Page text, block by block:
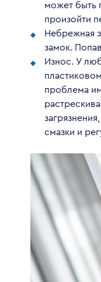
может быть
произойти
Небрежная
замок.
Износ. У
проблема
смазки и